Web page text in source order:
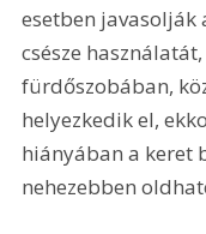
esetben
csésze
fürdőszobában,
helyezkedik el,
hiányában a keret
nehezebben